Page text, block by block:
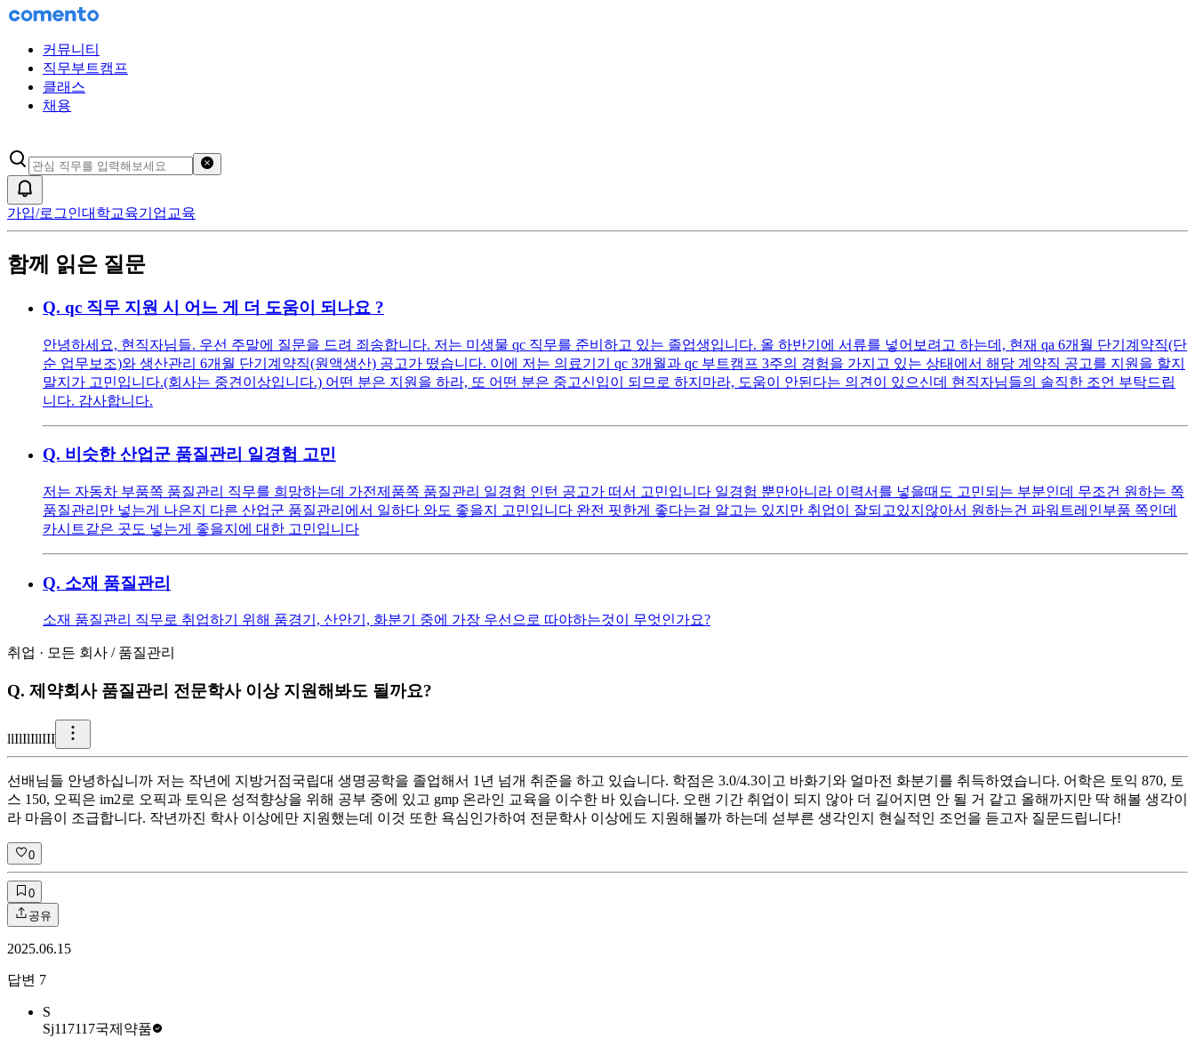
커뮤니티
직무부트캠프
클래스
채용
가입/로그인대학교육기업교육
함께 읽은 질문
Q. qc 직무 지원 시 어느 게 더 도움이 되나요 ?
안녕하세요, 현직자님들. 우선 주말에 질문을 드려 죄송합니다. 저는 미생물 qc 직무를 준비하고 있는 졸업생입니다. 올 하반기에 서류를 넣어보려고 하는데, 현재 qa 6개월 단기계약직(단
순 업무보조)와 생산관리 6개월 단기계약직(원액생산) 공고가 떴습니다. 이에 저는 의료기기 qc 3개월과 qc 부트캠프 3주의 경험을 가지고 있는 상태에서 해당 계약직 공고를 지원을 할지
말지가 고민입니다.(회사는 중견이상입니다.) 어떤 분은 지원을 하라, 또 어떤 분은 중고신입이 되므로 하지마라, 도움이 안된다는 의견이 있으신데 현직자님들의 솔직한 조언 부탁드립
니다. 감사합니다.
Q. 비슷한 산업군 품질관리 일경험 고민
저는 자동차 부품쪽 품질관리 직무를 희망하는데 가전제품쪽 품질관리 일경험 인턴 공고가 떠서 고민입니다 일경험 뿐만아니라 이력서를 넣을때도 고민되는 부분인데 무조건 원하는 쪽
품질관리만 넣는게 나은지 다른 산업군 품질관리에서 일하다 와도 좋을지 고민입니다 완전 핏한게 좋다는걸 알고는 있지만 취업이 잘되고있지않아서 원하는건 파워트레인부품 쪽인데
카시트같은 곳도 넣는게 좋을지에 대한 고민입니다
Q. 소재 품질관리
소재 품질관리 직무로 취업하기 위해 품경기, 산안기, 화분기 중에 가장 우선으로 따야하는것이 무엇인가요?
취업 · 모든 회사 / 품질관리
Q. 제약회사 품질관리 전문학사 이상 지원해봐도 될까요?
llIlIlIllIII
선배님들 안녕하십니까 저는 작년에 지방거점국립대 생명공학을 졸업해서 1년 넘개 취준을 하고 있습니다. 학점은 3.0/4.3이고 바화기와 얼마전 화분기를 취득하였습니다. 어학은 토익 870, 토
스 150, 오픽은 im2로 오픽과 토익은 성적향상을 위해 공부 중에 있고 gmp 온라인 교육을 이수한 바 있습니다. 오랜 기간 취업이 되지 않아 더 길어지면 안 될 거 같고 올해까지만 딱 해볼 생각이
라 마음이 조급합니다. 작년까진 학사 이상에만 지원했는데 이것 또한 욕심인가하여 전문학사 이상에도 지원해볼까 하는데 섣부른 생각인지 현실적인 조언을 듣고자 질문드립니다!
0
0
공유
2025.06.15
답변 7
S
Sj117117국제약품